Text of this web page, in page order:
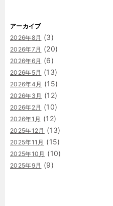
アーカイブ
2026年8月 (3)
2026年7月 (20)
2026年6月 (6)
2026年5月 (13)
2026年4月 (15)
2026年3月 (12)
2026年2月 (10)
2026年1月 (12)
2025年12月 (13)
2025年11月 (15)
2025年10月 (10)
2025年9月 (9)